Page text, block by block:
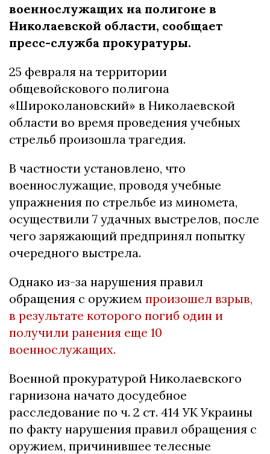
военнослужащих на полигоне в
Николаевской области, сообщает
пресс-служба прокуратуры.
25 февраля на территории
общевойскового полигона
«Широколановский» в Николаевской
области во время проведения учебных
стрельб произошла трагедия.
В частности установлено, что
военнослужащие, проводя учебные
упражнения по стрельбе из миномета,
осуществили 7 удачных выстрелов, после
чего заряжающий предпринял попытку
очередного выстрела.
Однако из-за нарушения правил
обращения с оружием произошел взрыв,
в результате которого погиб один и
получили ранения еще 10
военнослужащих.
Военной прокуратурой Николаевского
гарнизона начато досудебное
расследование по ч. 2 ст. 414 УК Украины
по факту нарушения правил обращения с
оружием, причинившее телесные